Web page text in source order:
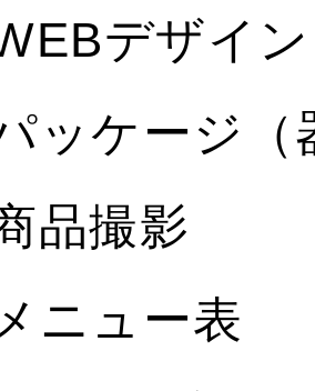
デザイン
ッケージ
品撮影
ニュー表